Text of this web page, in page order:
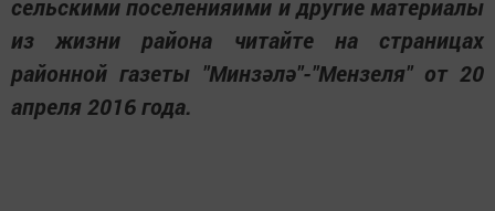
сельскими поселенияими и другие материалы
из жизни района читайте на страницах
районной газеты "Минзәлә"-"Мензеля" от 20
апреля 2016 года.